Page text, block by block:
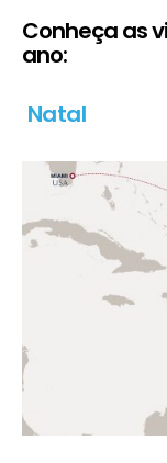
Conheça as
ano:
Natal